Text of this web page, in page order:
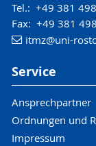
Tel.: +49 381
Fax: +49 381
itmz@uni-
Service
Ansprechpartner
Ordnungen und
Impressum